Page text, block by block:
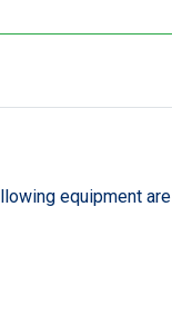
equipment are